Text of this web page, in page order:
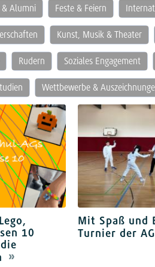
& Alumni Feste & Feiern
Kunst, Musik & Theater
Rudern Soziales Engagement
Wettbewerbe &
10
Mit Spaß und
Turnier der